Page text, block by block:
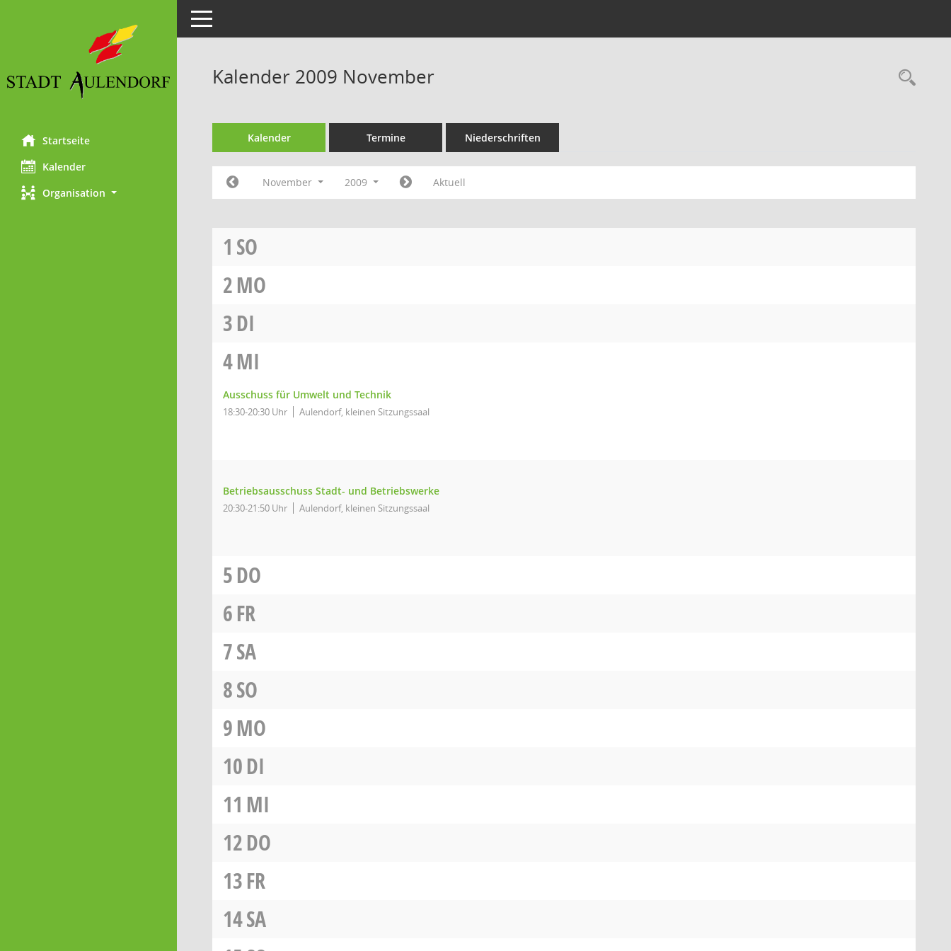
Startseite
Kalender
Organisation
Toggle navigation
Kalender 2009 November
Kalender Termine Niederschriften
November 2009 Aktuell
1 SO
2MO
3DI
4MI
Ausschuss für Umwelt und Technik
18:30-20:30 Uhr Aulendorf, kleinen Sitzungssaal
Betriebsausschuss Stadt- und Betriebswerke
20:30-21:50 Uhr Aulendorf, kleinen Sitzungssaal
5DO
6FR
7SA
8SO
9MO
10DI
11 MI
12DO
13FR
14SA